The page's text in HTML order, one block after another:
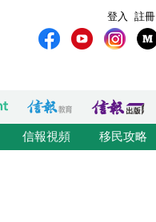
註冊
登入
信報視頻 移民攻略